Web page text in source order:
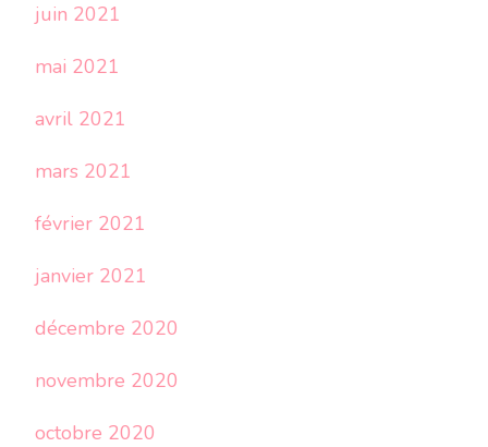
juin 2021
mai 2021
avril 2021
mars 2021
février 2021
janvier 2021
décembre 2020
novembre 2020
octobre 2020